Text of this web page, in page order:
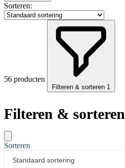
Sorteren:
56 producten
Filteren & sorteren 1
Filteren & sorteren
Sorteren